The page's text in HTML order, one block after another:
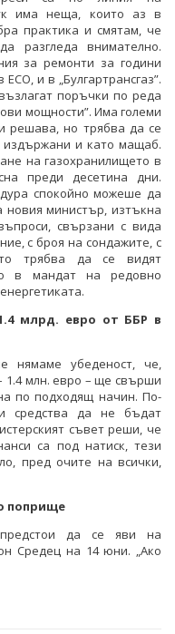
има неща, които аз в
практика и смятам, че
разгледа внимателно.
за ремонти за години
и в „Булгартрансгаз”.
поръчки по реда
мощности”. Има големи
решава, но трябва да се
издържани и като мащаб.
на газохранилището в
преди десетина дни.
спокойно можеше да
министър, изтъкна
свързани с вида
с броя на сондажите, с
трябва да се видят
в мандат на редовно
млрд. евро от ББР в
нямаме убеденост, че,
1.4 млн. евро – ще свърши
по подходящ начин. По-
средства да не бъдат
съвет реши, че
са под натиск, тези
пред очите на всички,
поприще
да се яви на
Средец на 14 юни. „Ако